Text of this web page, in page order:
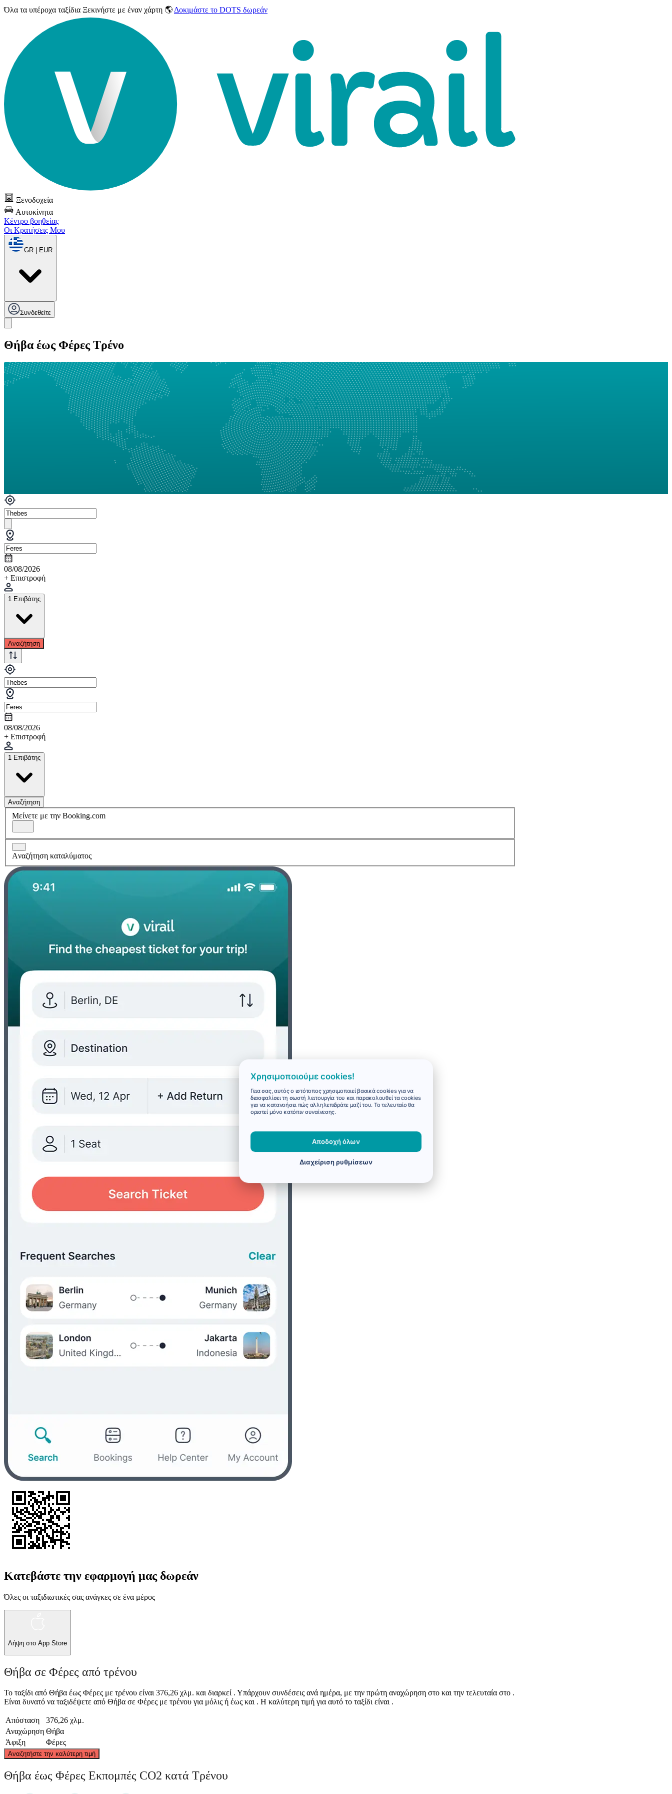
Όλα τα υπέροχα ταξίδια Ξεκινήστε με έναν χάρτη 🌎 Δοκιμάστε το DOTS δωρεάν
Ξενοδοχεία
Αυτοκίνητα
Κέντρο βοηθείας
Οι Κρατήσεις Μου
GR | EUR
Συνδεθείτε
Θήβα έως Φέρες Τρένο
08/08/2026
+ Επιστροφή
1 Επιβάτης
Αναζήτηση
08/08/2026
+ Επιστροφή
1 Επιβάτης
Αναζήτηση
Μείνετε με την Booking.com
Aναζήτηση καταλύματος
Κατεβάστε την εφαρμογή μας δωρεάν
Όλες οι ταξιδιωτικές σας ανάγκες σε ένα μέρος
Λήψη στο App Store
Θήβα σε Φέρες από τρένου
Το ταξίδι από Θήβα έως Φέρες με τρένου είναι 376,26 χλμ. και διαρκεί . Υπάρχουν συνδέσεις ανά ημέρα, με την πρώτη αναχώρηση στο και την τελευταία στο .
Είναι δυνατό να ταξιδέψετε από Θήβα σε Φέρες με τρένου για μόλις ή έως και . Η καλύτερη τιμή για αυτό το ταξίδι είναι .
Απόσταση
376,26 χλμ.
Αναχώρηση Θήβα
Άφιξη
Φέρες
Αναζητήστε την καλύτερη τιμή
Θήβα έως Φέρες Εκπομπές CO2 κατά Τρένου
Χρησιμοποιούμε cookies!
Γεια σας, αυτός ο ιστότοπος χρησιμοποιεί βασικά cookies για να
διασφαλίσει τη σωστή λειτουργία του και παρακολουθεί τα cookies
για να κατανοήσει πώς αλληλεπιδράτε μαζί του. Το τελευταίο θα
οριστεί μόνο κατόπιν συναίνεσης.
Αποδοχή όλων
Διαχείριση ρυθμίσεων